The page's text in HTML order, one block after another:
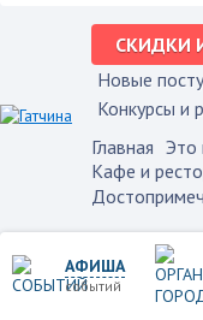
СКИДКИ
Новые
Конкурсы и
Главная Это
Кафе и
АФИША
событий